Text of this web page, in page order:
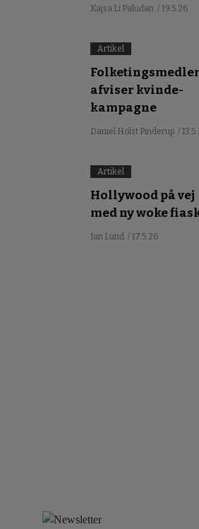
Kajsa Li Paludan / 19.5.26
Artikel
afviser kvinde-
kampagne
Daniel Holst Pinderup /
Artikel
Hollywood på vej
med ny woke
Jan Lund / 17.5.26